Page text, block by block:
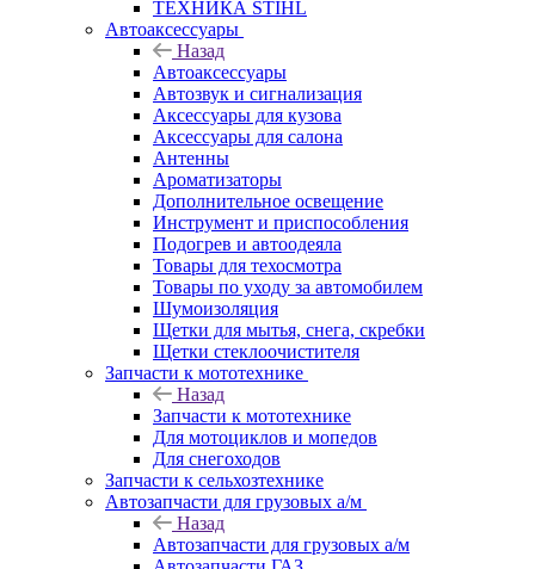
ТЕХНИКА STIHL
Автоаксессуары
Назад
Автоаксессуары
Автозвук и сигнализация
Аксессуары для кузова
Аксессуары для салона
Антенны
Ароматизаторы
Дополнительное освещение
Инструмент и приспособления
Подогрев и автоодеяла
Товары для техосмотра
Товары по уходу за автомобилем
Шумоизоляция
Щетки для мытья, снега, скребки
Щетки стеклоочистителя
Запчасти к мототехнике
Назад
Запчасти к мототехнике
Для мотоциклов и мопедов
Для снегоходов
Запчасти к сельхозтехнике
Автозапчасти для грузовых а/м
Назад
Автозапчасти для грузовых а/м